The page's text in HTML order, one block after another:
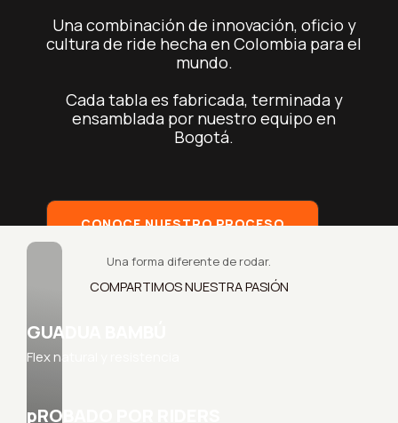
Una combinación de innovación, oficio y
cultura de ride hecha en Colombia para el
mundo.
Cada tabla es fabricada, terminada y
ensamblada por nuestro equipo en
Bogotá.
CONOCE NUESTRO PROCESO
Una forma diferente de rodar.
COMPARTIMOS NUESTRA PASIÓN
GUADUA BAMBÚ
Flex natural y resistencia
pROBADO POR RIDERS